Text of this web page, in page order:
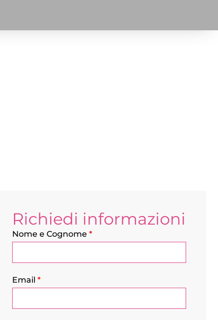
Richiedi informazioni
Nome e Cognome*
Email*